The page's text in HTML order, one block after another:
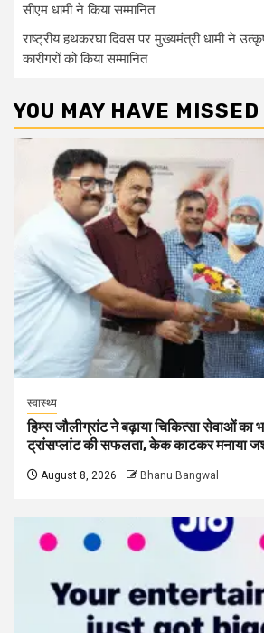
सीएम धामी ने किया सम्मानित
राष्ट्रीय हथकरघा दिवस पर मुख्यमंत्री धामी ने
कारीगरों को किया सम्मानित
YOU MAY HAVE MISSED
स्वास्थ्य
हिम्स जौलीग्रांट ने बढ़ाया चिकित्सा सेवाओं का
ट्रांसप्लांट की सफलता, केक काटकर मनाया
August 8, 2026 Bhanu Bangwal